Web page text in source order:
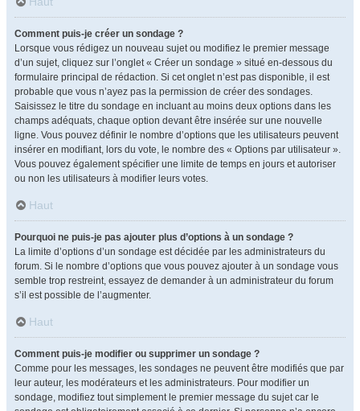
Comment puis-je créer un sondage ?
Lorsque vous rédigez un nouveau sujet ou modifiez le premier message
d’un sujet, cliquez sur l’onglet « Créer un sondage » situé en-dessous du
formulaire principal de rédaction. Si cet onglet n’est pas disponible, il est
probable que vous n’ayez pas la permission de créer des sondages.
Saisissez le titre du sondage en incluant au moins deux options dans les
champs adéquats, chaque option devant être insérée sur une nouvelle
ligne. Vous pouvez définir le nombre d’options que les utilisateurs peuvent
insérer en modifiant, lors du vote, le nombre des « Options par utilisateur ».
Vous pouvez également spécifier une limite de temps en jours et autoriser
ou non les utilisateurs à modifier leurs votes.
Haut
Pourquoi ne puis-je pas ajouter plus d’options à un sondage ?
La limite d’options d’un sondage est décidée par les administrateurs du
forum. Si le nombre d’options que vous pouvez ajouter à un sondage vous
semble trop restreint, essayez de demander à un administrateur du forum
s’il est possible de l’augmenter.
Haut
Comment puis-je modifier ou supprimer un sondage ?
Comme pour les messages, les sondages ne peuvent être modifiés que par
leur auteur, les modérateurs et les administrateurs. Pour modifier un
sondage, modifiez tout simplement le premier message du sujet car le